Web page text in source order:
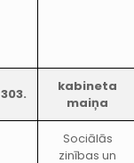
303.
kabineta
maiņa
Sociālās
zinības un